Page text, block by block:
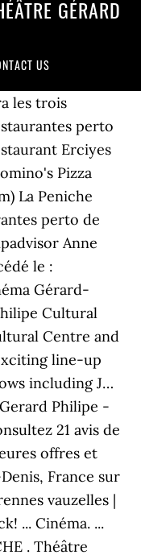
GÉRARD
US
les trois
perto
Erciyes
Pizza
La Peniche
perto de
Anne
le :
Gérard-
Cultural
Centre and
line-up
including J…
Philipe -
21 avis de
offres et
France sur
vauzelles |
... Cinéma. ...
. Théâtre